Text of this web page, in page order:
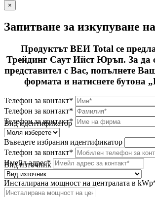
×
Запитване за изкупуване
Продуктът ВЕИ Total се
Трейдинг Саут Ийст Юръп. За да
представител с Вас, попълнете
формата и натиснете бутона
Телефон за контакт*
Телефон за контакт*
Телефон за контакт*
Вид идентификатор
Въведете избрания идентификатор
Телефон за контакт*
Имейл адрес*
Вид източник
Инсталирана мощност на централата в